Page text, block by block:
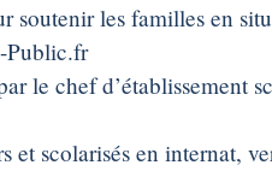
soutenir les familles en
Public.fr
le chef d’établissement
et scolarisés en internat,